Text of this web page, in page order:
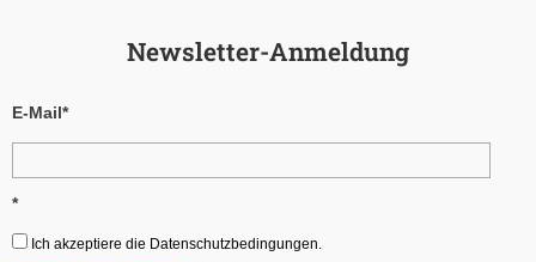
Newsletter-Anmeldung
E-Mail*
*
Ich akzeptiere die Datenschutzbedingungen.